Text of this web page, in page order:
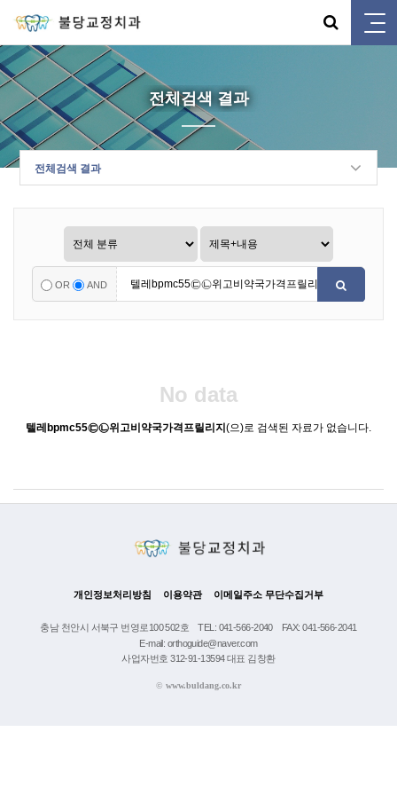
전체검색 결과
전체검색 결과
OR AND
No data
텔레bpmc55㉢㉡위고비약국가격프릴리지 (으)로 검색된 자료가 없습니다.
개인정보처리방침 이용약관 이메일주소 무단수집거부
충남 천안시 서북구 번영로100 502호 TEL: 041-566-2040
FAX: 041-566-2041
E-mail: orthoguide@naver.com
사업자번호 312-91-13594 대표 김창환
© www.buldang.co.kr